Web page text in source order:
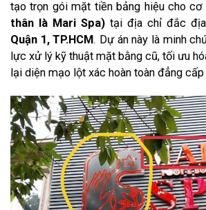
tạo trọn gói mặt tiền bảng hiệu cho
thân là Mari Spa) tại địa chỉ đắc địa
Quận 1, TP.HCM. Dự án này là minh
lực xử lý kỹ thuật mặt bằng cũ, tối ưu
lại diện mạo lột xác hoàn toàn đẳng